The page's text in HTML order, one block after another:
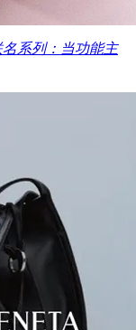
名系列：当功能主